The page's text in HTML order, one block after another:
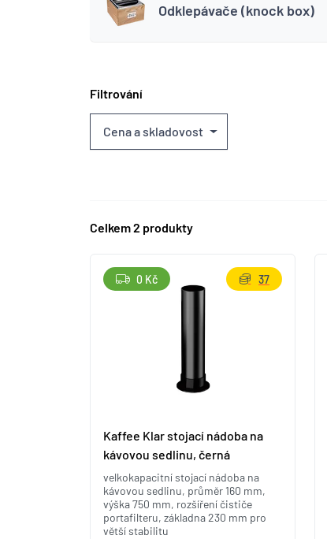
Odklepávače (knock box)
Filtrování
Cena a skladovost
Celkem 2 produkty
Kaffee Klar stojací nádoba na
kávovou sedlinu, černá
velkokapacitní stojací nádoba na
kávovou sedlinu, průměr 160 mm,
výška 750 mm, rozšíření čističe
portafilteru, základna 230 mm pro
větší stabilitu
0 Kč 37